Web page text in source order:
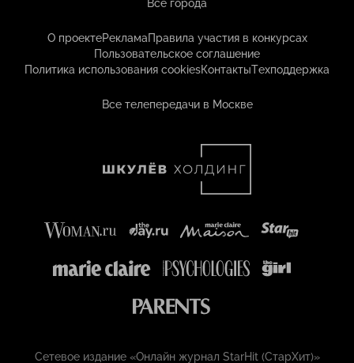
Все города
О проектеРекламаПравила участия в конкурсах
Пользовательское соглашение
Политика использования cookiesКонтактыТехподдержка
Все телепередачи в Москве
Сетевое издание «Онлайн журнал StarHit (СтарХит)»